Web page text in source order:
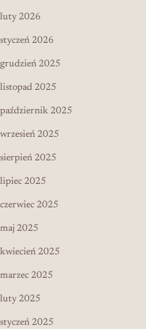
luty 2026
styczeń 2026
grudzień 2025
listopad 2025
październik 2025
wrzesień 2025
sierpień 2025
lipiec 2025
czerwiec 2025
maj 2025
kwiecień 2025
marzec 2025
luty 2025
styczeń 2025